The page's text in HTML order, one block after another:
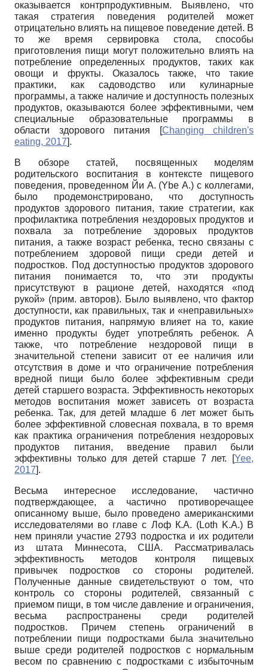
оказывается контрпродуктивным. Выявлено, что
такая стратегия поведения родителей может
отрицательно влиять на пищевое поведение детей. В
то же время сервировка стола, способы
приготовления пищи могут положительно влиять на
потребление определенных продуктов, таких как
овощи и фрукты. Оказалось также, что такие
практики, как садоводство или кулинарные
программы, а также наличие и доступность полезных
продуктов, оказываются более эффективными, чем
специальные образовательные программы в
области здорового питания
[Changing children's
eating, 2017].
В обзоре статей, посвященных моделям
родительского воспитания в контексте пищевого
поведения, проведенном Йи А. (Ybe А.) с коллегами,
было продемонстрировано, что доступность
продуктов здорового питания, такие стратегии, как
профилактика потребления нездоровых продуктов и
похвала за потребление здоровых продуктов
питания, а также возраст ребенка, тесно связаны с
потреблением здоровой пищи среди детей и
подростков. Под доступностью продуктов здорового
питания понимается то, что эти продукты
присутствуют в рационе детей, находятся «под
рукой» (прим. авторов). Было выявлено, что фактор
доступности, как правильных, так и «неправильных»
продуктов питания, напрямую влияет на то, какие
именно продукты будет употреблять ребенок. А
также, что потребление нездоровой пищи в
значительной степени зависит от ее наличия или
отсутствия в доме и что ограничение потребления
вредной пищи было более эффективным среди
детей старшего возраста. Эффективность некоторых
методов воспитания может зависеть от возраста
ребенка. Так, для детей младше 6 лет может быть
более эффективной словесная похвала, в то время
как практика ограничения потребления нездоровых
продуктов питания, введение правил были
эффективны только для детей старше 7 лет.
[Yee,
2017].
Весьма интересное исследование, частично
подтверждающее, а частично противоречащее
описанному выше, было проведено американскими
исследователями во главе с Лоф К.А. (Loth K.A.) В
нем приняли участие 2793 подростка и их родители
из штата Миннесота, США. Рассматривалась
эффективность методов контроля пищевых
привычек подростков со стороны родителей.
Полученные данные свидетельствуют о том, что
контроль со стороны родителей, связанный с
приемом пищи, в том числе давление и ограничения,
весьма распространены среди родителей
подростков. Причем степень ограничений в
потреблении пищи подростками была значительно
выше среди родителей подростков с нормальным
весом по сравнению с подростками с избыточным